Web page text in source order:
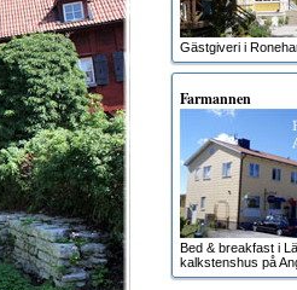
Gästgiveri i
Farmannen
Bed & breakfast i
kalkstenshus på